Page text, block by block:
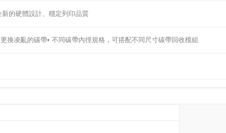
新的硬體設計、穩定列印品質
換凌亂的碳帶• 不同碳帶內徑規格，可搭配不同尺寸碳帶回收模組